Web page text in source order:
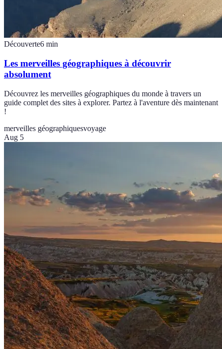
Découverte6 min
Les merveilles géographiques à découvrir
absolument
Découvrez les merveilles géographiques du monde à travers un
guide complet des sites à explorer. Partez à l'aventure dès maintenant
!
merveilles géographiquesvoyage
Aug 5